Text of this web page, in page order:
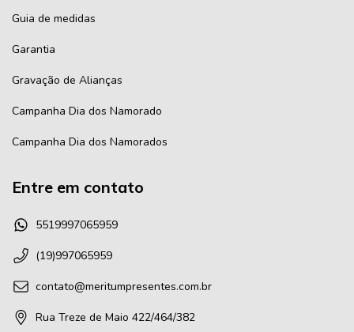
Guia de medidas
Garantia
Gravação de Alianças
Campanha Dia dos Namorado
Campanha Dia dos Namorados
Entre em contato
5519997065959
(19)997065959
contato@meritumpresentes.com.br
Rua Treze de Maio 422/464/382